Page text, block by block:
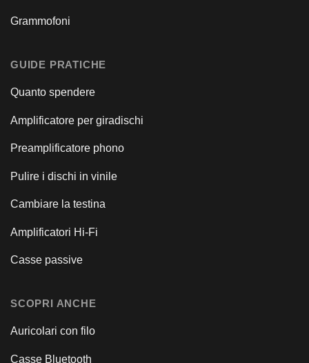
Grammofoni
GUIDE PRATICHE
Quanto spendere
Amplificatore per giradischi
Preamplificatore phono
Pulire i dischi in vinile
Cambiare la testina
Amplificatori Hi-Fi
Casse passive
SCOPRI ANCHE
Auricolari con filo
Casse Bluetooth